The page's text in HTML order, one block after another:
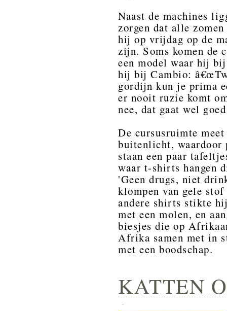
Naast de machines
zorgen dat alle
hij op vrijdag op de
zijn. Soms komen de
een model waar hij
hij bij Cambio:
gordijn kun je prima
er nooit ruzie komt
nee, dat gaat wel goed
De cursusruimte
buitenlicht, waardoor
staan een paar
waar t-shirts hangen
'Geen drugs, niet
klompen van gele
andere shirts stikte
met een molen, en
biesjes die op
Afrika samen met in
met een boodschap.
KATTEN
-